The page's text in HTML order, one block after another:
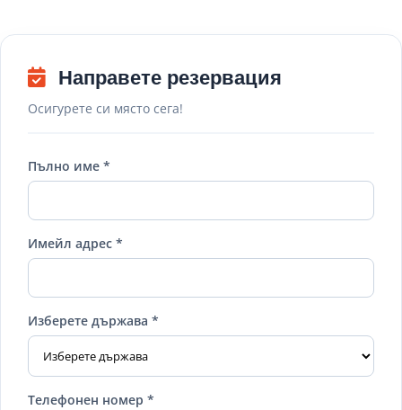
Направете резервация
Осигурете си място сега!
Пълно име *
Имейл адрес *
Изберете държава *
Телефонен номер *